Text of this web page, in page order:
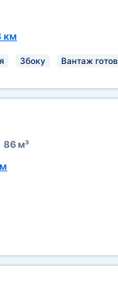
км
Збоку Вантаж
86 м³